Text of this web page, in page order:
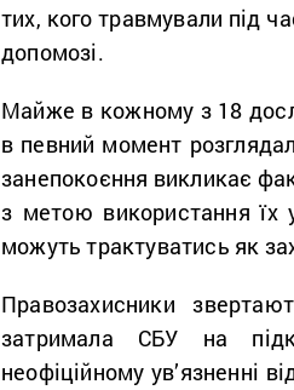
тих, кого травмували під
допомозі.
Майже в кожному з 18
в певний момент
занепокоєння викликає
з метою використання їх
можуть трактуватись як
Правозахисники
затримала СБУ на
неофіційному ув’язненні